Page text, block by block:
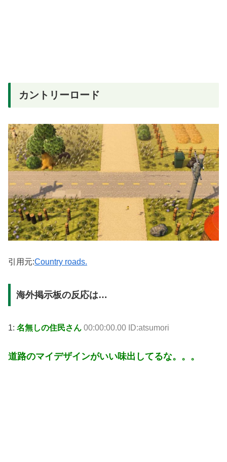
カントリーロード
引用元:Country roads.
海外掲示板の反応は…
1: 名無しの住民さん 00:00:00.00 ID:atsumori
道路のマイデザインがいい味出してるな。。。